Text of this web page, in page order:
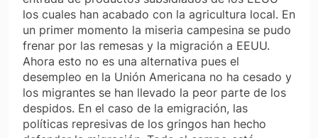
los cuales han acabado con la agricultura local. En
un primer momento la miseria campesina se pudo
frenar por las remesas y la migración a EEUU.
Ahora esto no es una alternativa pues el
desempleo en la Unión Americana no ha cesado y
los migrantes se han llevado la peor parte de los
despidos. En el caso de la emigración, las
políticas represivas de los gringos han hecho